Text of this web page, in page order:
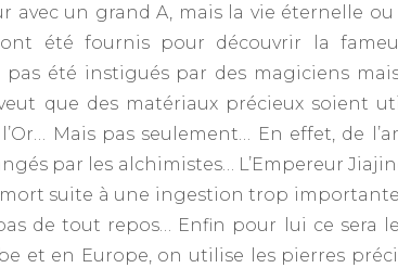
avec un grand A, mais la vie éternelle
été fournis pour découvrir la
pas été instigués par des magiciens
que des matériaux précieux soient
Mais pas seulement… En effet, de
par les alchimistes… L’Empereur
suite à une ingestion trop importante
de tout repos… Enfin pour lui ce sera
et en Europe, on utilise les pierres